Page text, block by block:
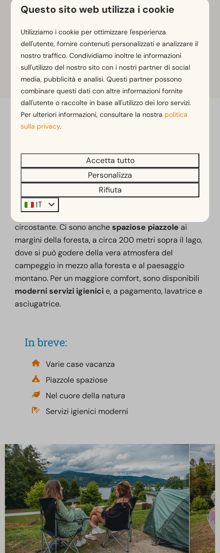
Più risultati (11)
Scoprite tutte le opzioni di
alloggio
EuroParcs Wörthersee offre una varietà di opzioni di
alloggio: da accoglienti monolocali e autentiche case
sugli alberi a eleganti attici con vista sulla natura
circostante. Ci sono anchespaziose piazzole ai
margini della foresta, a circa 200 metri sopra il lago,
dove si può godere della vera atmosfera del
campeggio in mezzo alla foresta e al paesaggio
montano. Per un maggiore comfort, sono disponibili
moderni servizi igienicie, a pagamento, lavatrice e
asciugatrice.
In breve:
Varie case vacanza
Piazzole spaziose
Nel cuore della natura
Servizi igienici moderni
Questo sito web utilizza i cookie
Utilizziamo i cookie per ottimizzare l'esperienza
dell'utente, fornire contenuti personalizzati e analizzare il
nostro traffico. Condividiamo inoltre le informazioni
sull'utilizzo del nostro sito con i nostri partner di social
media, pubblicità e analisi. Questi partner possono
combinare questi dati con altre informazioni fornite
dall'utente o raccolte in base all'utilizzo dei loro servizi.
Per ulteriori informazioni, consultare la nostra politica
sulla privacy.
Accetta tutto
Personalizza
Rifiuta
IT